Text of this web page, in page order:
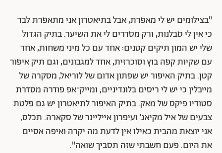
"בצילומים יש לי מאפרת, אבל בתיאטרון אני מתאפרת לבד
כי אין לי סבלנות, ורק מסדרים לי את השיער. בתיק הגדול
שלי יש המון תיקים קטנים: אחד עם כל מיני משחות, אחד
עם שקיות קפה בוץ וסוכרזית, אחד למגבונים, וגם תיק איפור
קטן. בתיק האיפור יש שפתון אדום של לוריאל, מסקרה של
מייבלין כי יש לי ריסים בלונדיניים, ומייק־אפ פודרה מסדרת
סטודיו פיקס של מאק. בתיק האיפור לתיאטרון יש גם פלטת
צבעים של איל מקיאג׳ ועיפרון אייליינר של סקארה. תכלס,
אני יוצאת מהבית כאילו אין לדעת מה יקרה ואיפה אסיים
את היום. פעם חשבתי שזה תסביך שואה".